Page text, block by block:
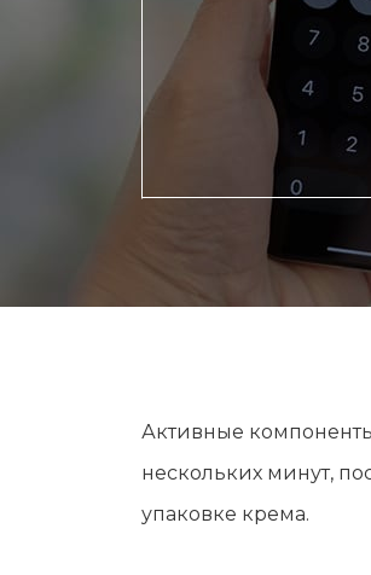
Активные
нескольких минут,
упаковке крема.